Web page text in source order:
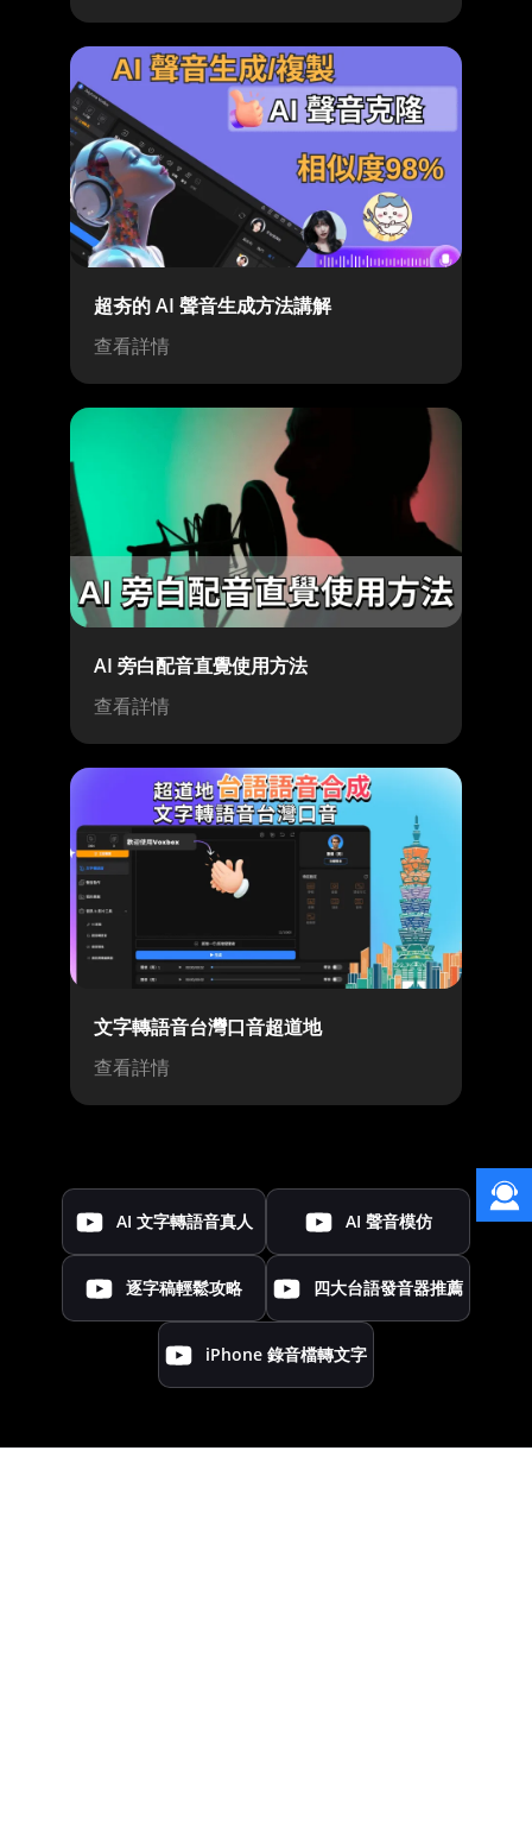
超夯的 AI 聲音生成方法講解
查看詳情
AI 旁白配音直覺使用方法
查看詳情
文字轉語音台灣口音超道地
查看詳情
AI 文字轉語音真人 AI 聲音模仿
逐字稿輕鬆攻略 四大台語發音器推薦
iPhone 錄音檔轉文字